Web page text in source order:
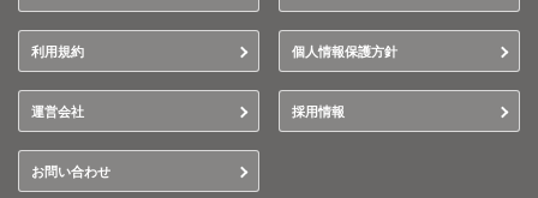
利用規約 個人情報保護方針
運営会社 採用情報
お問い合わせ